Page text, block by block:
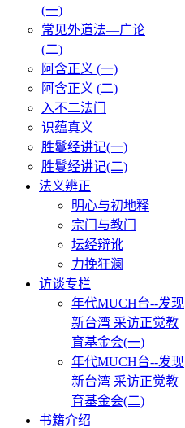
(一)
常见外道法—广论
(二)
阿含正义 (一)
阿含正义 (二)
入不二法门
识蕴真义
胜鬘经讲记(一)
胜鬘经讲记(二)
法义辨正
明心与初地释
宗门与教门
坛经辩讹
力挽狂澜
访谈专栏
年代MUCH台--发现
新台湾 采访正觉教
育基金会(一)
年代MUCH台--发现
新台湾 采访正觉教
育基金会(二)
书籍介绍